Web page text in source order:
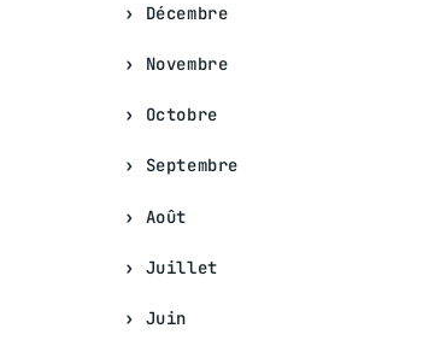
Décembre
Novembre
Octobre
Septembre
Août
Juillet
Juin